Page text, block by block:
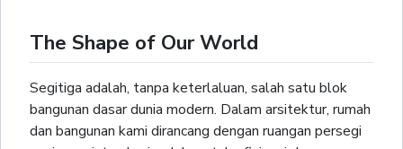
The Shape of Our World
Segitiga adalah, tanpa keterlaluan, salah satu blok
bangunan dasar dunia modern. Dalam arsitektur, rumah
dan bangunan kami dirancang dengan ruangan persegi